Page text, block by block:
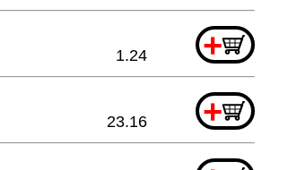
+
1.24
+
23.16